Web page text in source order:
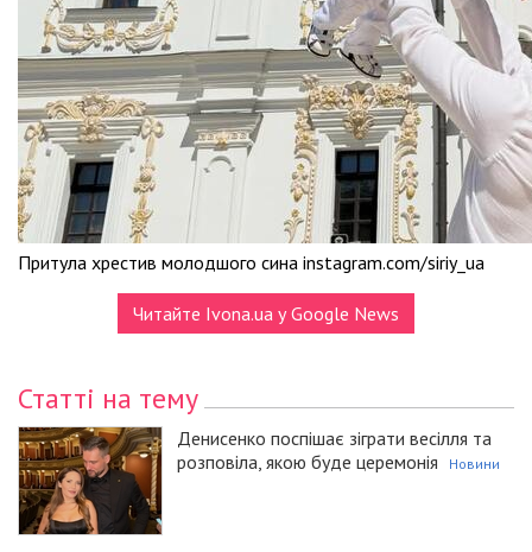
Притула хрестив молодшого сина instagram.com/siriy_ua
Читайте Ivona.ua у Google News
Статті на тему
Денисенко поспішає зіграти весілля та
розповіла, якою буде церемонія
Новини